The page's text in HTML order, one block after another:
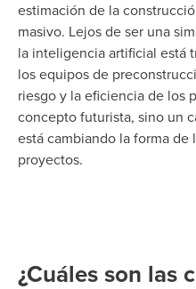
estimación de la
masivo. Lejos de ser una
la inteligencia artificial está
los equipos de
riesgo y la eficiencia de los
concepto futurista, sino un
está cambiando la forma
proyectos.
¿Cuáles son las